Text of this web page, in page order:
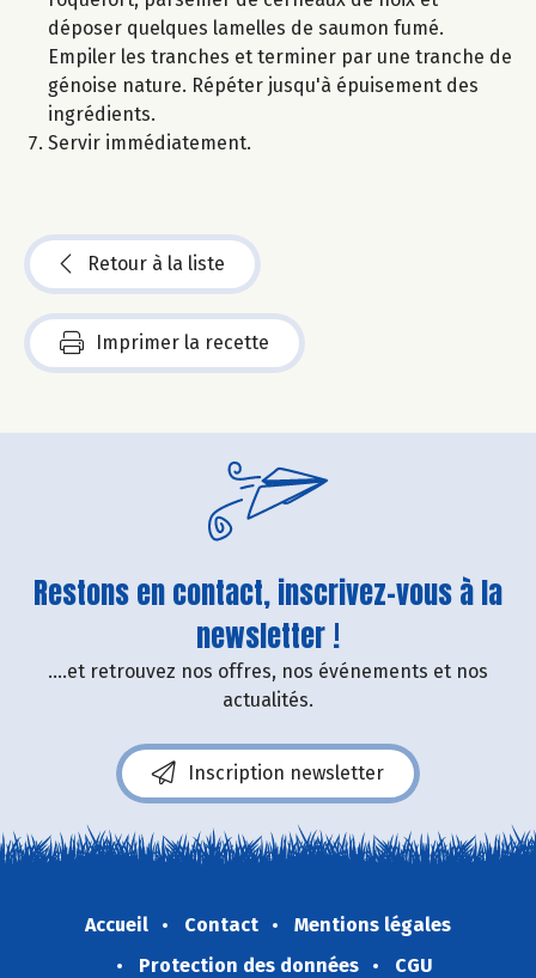
déposer quelques lamelles de saumon fumé.
Empiler les tranches et terminer par une tranche de
génoise nature. Répéter jusqu'à épuisement des
ingrédients.
Servir immédiatement.
Retour à la liste
Imprimer la recette
Restons en contact, inscrivez-vous à la
newsletter !
....et retrouvez nos offres, nos événements et nos
actualités.
Inscription newsletter
Accueil Contact
Mentions légales
Protection des données
CGU